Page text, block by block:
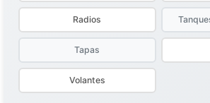
Radios
Tapas
Volantes